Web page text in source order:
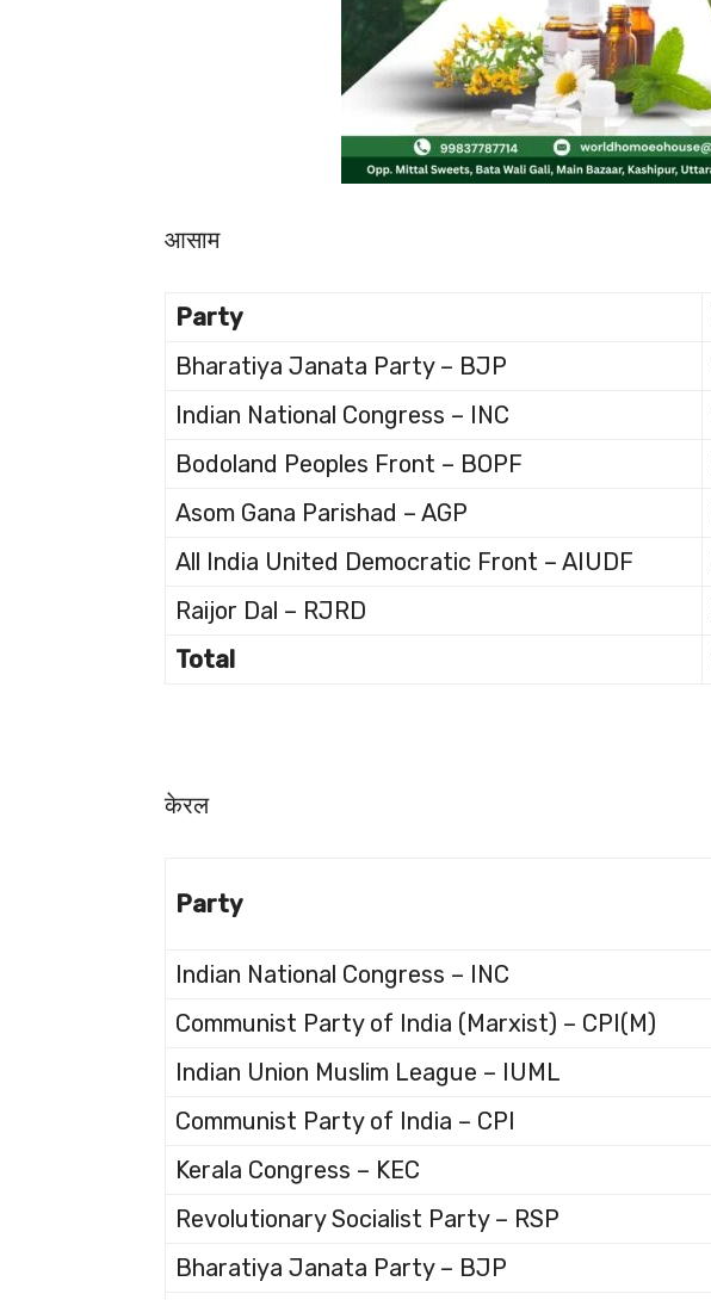
आसाम
Party
Bharatiya Janata Party – BJP
Indian National Congress – INC
Bodoland Peoples Front – BOPF
Asom Gana Parishad – AGP
All India United Democratic Front – AIUDF
Raijor Dal – RJRD
Total
केरल
Party
Indian National Congress – INC
Communist Party of India (Marxist) – CPI(M)
Indian Union Muslim League – IUML
Communist Party of India – CPI
Kerala Congress – KEC
Revolutionary Socialist Party – RSP
Bharatiya Janata Party – BJP